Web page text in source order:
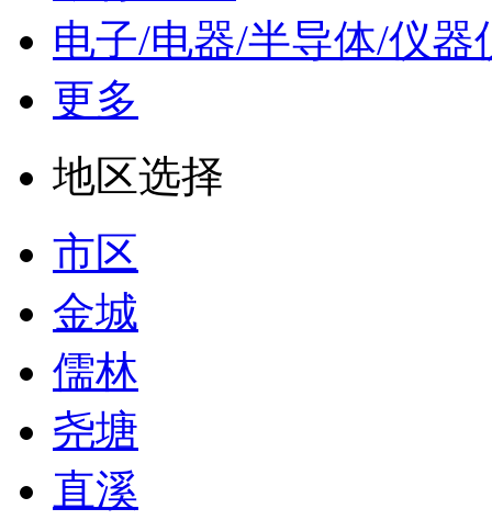
电子/电器/半导体/仪器
更多
地区选择
市区
金城
儒林
尧塘
直溪